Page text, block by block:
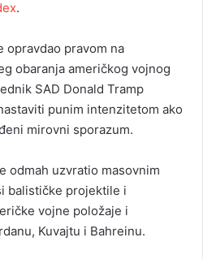
.
opravdao pravom na
obaranja američkog vojnog
SAD Donald Tramp
punim intenzitetom ako
mirovni sporazum.
odmah uzvratio masovnim
balističke projektile i
vojne položaje i
Kuvajtu i Bahreinu.